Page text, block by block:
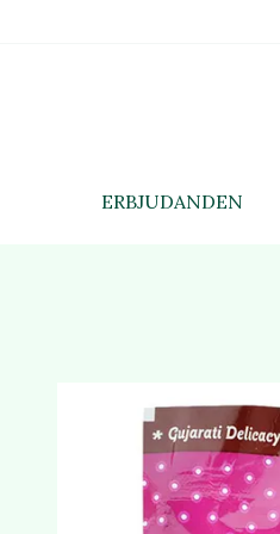
ERBJUDANDEN